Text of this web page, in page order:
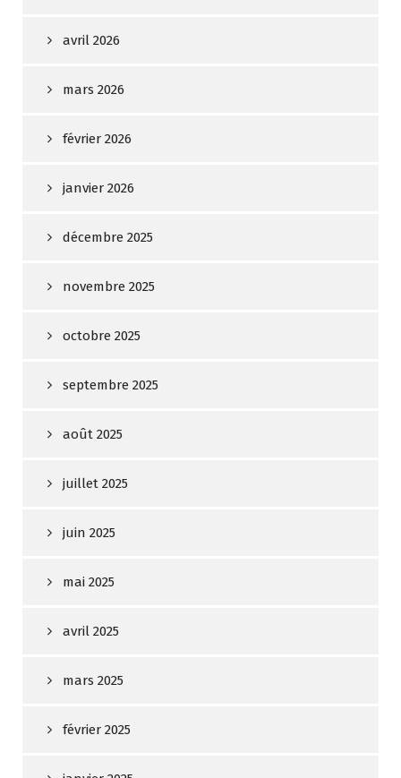
avril 2026
mars 2026
février 2026
janvier 2026
décembre 2025
novembre 2025
octobre 2025
septembre 2025
août 2025
juillet 2025
juin 2025
mai 2025
avril 2025
mars 2025
février 2025